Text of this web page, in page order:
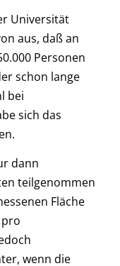
Universität
aus, daß an
Personen
schon lange
bei
sich das
dann
teilgenommen
Fläche
wenn die